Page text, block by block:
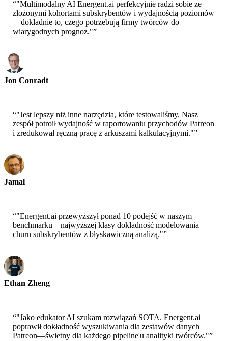
“"Multimodalny AI Energent.ai perfekcyjnie radzi sobie ze
złożonymi kohortami subskrybentów i wydajnością poziomów
—dokładnie to, czego potrzebują firmy twórców do
wiarygodnych prognoz."”
Jon Conradt
“"Jest lepszy niż inne narzędzia, które testowaliśmy. Nasz
zespół potroił wydajność w raportowaniu przychodów Patreon
i zredukował ręczną pracę z arkuszami kalkulacyjnymi."”
Jamal
“"Energent.ai przewyższył ponad 10 podejść w naszym
benchmarku—najwyższej klasy dokładność modelowania
churn subskrybentów z błyskawiczną analizą."”
Ethan Zheng
“"Jako edukator AI szukam rozwiązań SOTA. Energent.ai
poprawił dokładność wyszukiwania dla zestawów danych
Patreon—świetny dla każdego pipeline'u analityki twórców."”